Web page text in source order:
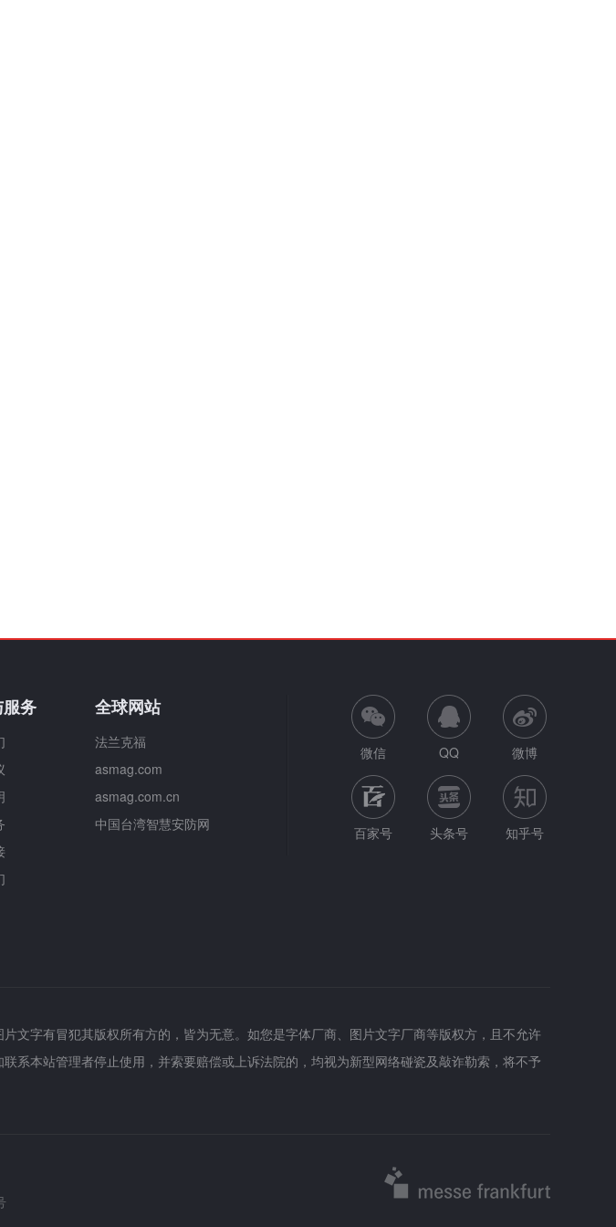
务 全球网站
法兰克福
asmag.com
asmag.com.cn
中国台湾智慧安防网
微信 QQ 微博
百家号 头条号 知乎号
文字有冒犯其版权所有方的，皆为无意。如您是字体厂商、图片文字厂商等版权方，且不允许
系本站管理者停止使用，并索要赔偿或上诉法院的，均视为新型网络碰瓷及敲诈勒索，将不予